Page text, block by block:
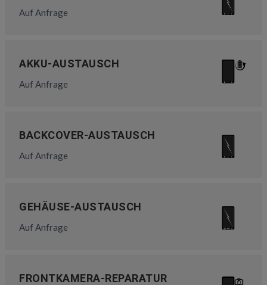
Auf Anfrage
AKKU-AUSTAUSCH
Auf Anfrage
BACKCOVER-AUSTAUSCH
Auf Anfrage
GEHÄUSE-AUSTAUSCH
Auf Anfrage
FRONTKAMERA-REPARATUR